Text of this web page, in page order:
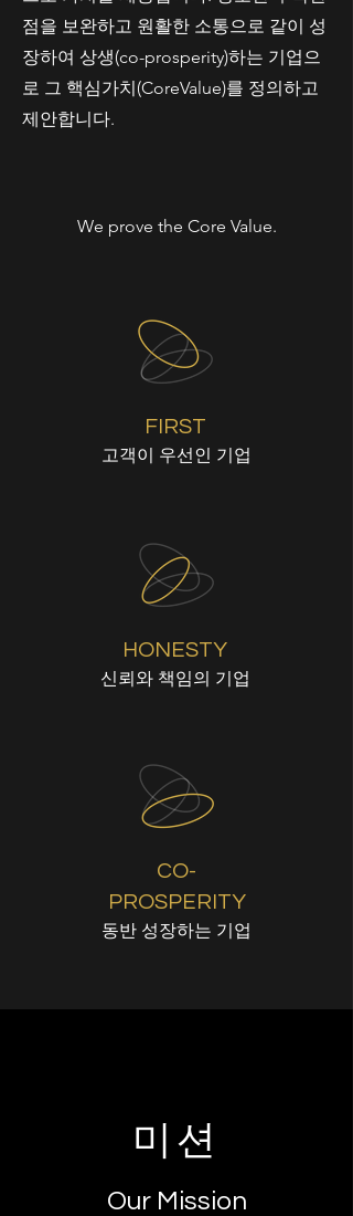
점을 보완하고 원활한 소통으로 같이 성
장하여 상생(co-prosperity)하는 기업으
로 그 핵심가치(CoreValue)를 정의하고
제안합니다.
We prove the Core Value.
FIRST
​고객이 우선인 기업
HONESTY
신뢰와 책임의 기업
CO-
PROSPERITY
동반 성장하는 기업
미션
Our Mission